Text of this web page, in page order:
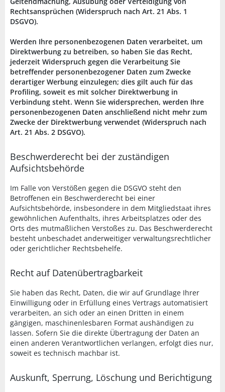
Rechtsansprüchen (Widerspruch nach Art. 21 Abs. 1
DSGVO).
Werden Ihre personenbezogenen Daten verarbeitet, um
Direktwerbung zu betreiben, so haben Sie das Recht,
jederzeit Widerspruch gegen die Verarbeitung Sie
betreffender personenbezogener Daten zum Zwecke
derartiger Werbung einzulegen; dies gilt auch für das
Profiling, soweit es mit solcher Direktwerbung in
Verbindung steht. Wenn Sie widersprechen, werden Ihre
personenbezogenen Daten anschließend nicht mehr zum
Zwecke der Direktwerbung verwendet (Widerspruch nach
Art. 21 Abs. 2 DSGVO).
Beschwerderecht bei der zuständigen
Aufsichtsbehörde
Im Falle von Verstößen gegen die DSGVO steht den
Betroffenen ein Beschwerderecht bei einer
Aufsichtsbehörde, insbesondere in dem Mitgliedstaat ihres
gewöhnlichen Aufenthalts, ihres Arbeitsplatzes oder des
Orts des mutmaßlichen Verstoßes zu. Das Beschwerderecht
besteht unbeschadet anderweitiger verwaltungsrechtlicher
oder gerichtlicher Rechtsbehelfe.
Recht auf Datenübertragbarkeit
Sie haben das Recht, Daten, die wir auf Grundlage Ihrer
Einwilligung oder in Erfüllung eines Vertrags automatisiert
verarbeiten, an sich oder an einen Dritten in einem
gängigen, maschinenlesbaren Format aushändigen zu
lassen. Sofern Sie die direkte Übertragung der Daten an
einen anderen Verantwortlichen verlangen, erfolgt dies nur,
soweit es technisch machbar ist.
Auskunft, Sperrung, Löschung und Berichtigung